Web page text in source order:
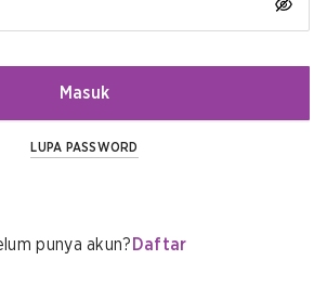
Masuk
LUPA PASSWORD
punya akun? Daftar